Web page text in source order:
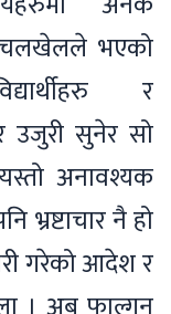
चलखेलले भएको
र
उजुरी सुनेर सो
अनावश्यक
भ्रष्टाचार नै हो
गरेको आदेश र